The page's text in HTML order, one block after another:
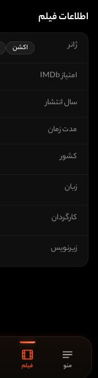
اطلاعات فیلم
ژانر اکشن
امتیاز IMDb
سال انتشار
مدت زمان
کشور
زبان
کارگردان
زیرنویس
منو فیلم